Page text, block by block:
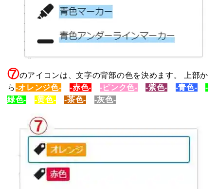
⑦のアイコンは、文字の背部の色を決めます。
上部か
ら-オレンジ色- 、-赤色- -ピンク色- 、-紫色- -青色- 、-
緑色-
-黄色- 、-茶色- -灰色-